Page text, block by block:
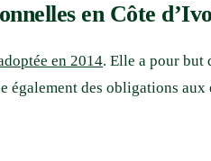
en Côte
en 2014. Elle a pour but
des obligations